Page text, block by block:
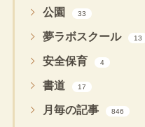
公園 33
夢ラボスクール 13
安全保育 4
書道 17
月毎の記事 846